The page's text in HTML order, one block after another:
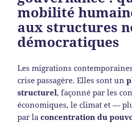
mobilité
aux structures
démocratiques
Les migrations
crise passagère. Elles sont un
structurel, façonné par les
économiques, le climat et —
par laconcentration du